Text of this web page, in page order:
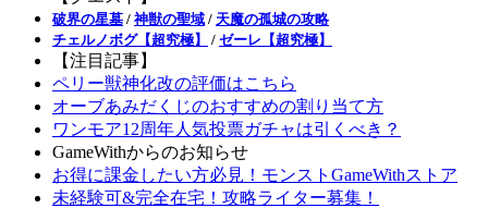
破界の星墓 / 神獣の聖域 / 天魔の孤城の攻略
チェルノボグ【超究極】
/ ゼーレ【超究極】
【注目記事】
ペリー獣神化改の評価はこちら
オーブあみだくじのおすすめの割り当て方
ワンモア12周年人気投票ガチャは引くべき？
GameWithからのお知らせ
お得に課金したい方必見！モンストGameWithストア
未経験可&完全在宅！攻略ライター募集！